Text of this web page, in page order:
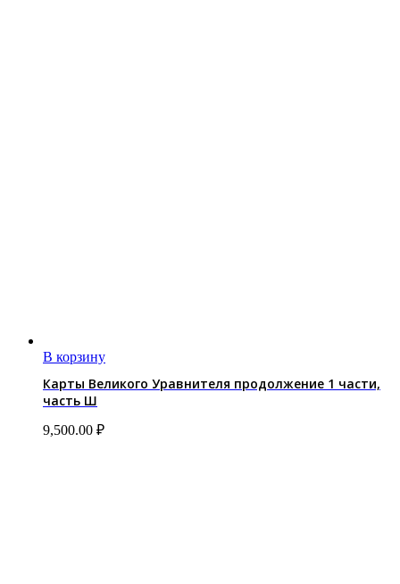
В корзину
Карты Великого Уравнителя продолжение 1 части,
часть Ш
9,500.00 ₽